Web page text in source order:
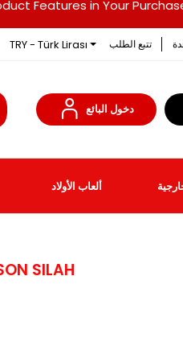
Features in Your
TRY - Türk Lirası تتبع الطلب
دخول البائع
ألعاب الأولاد
SILAH